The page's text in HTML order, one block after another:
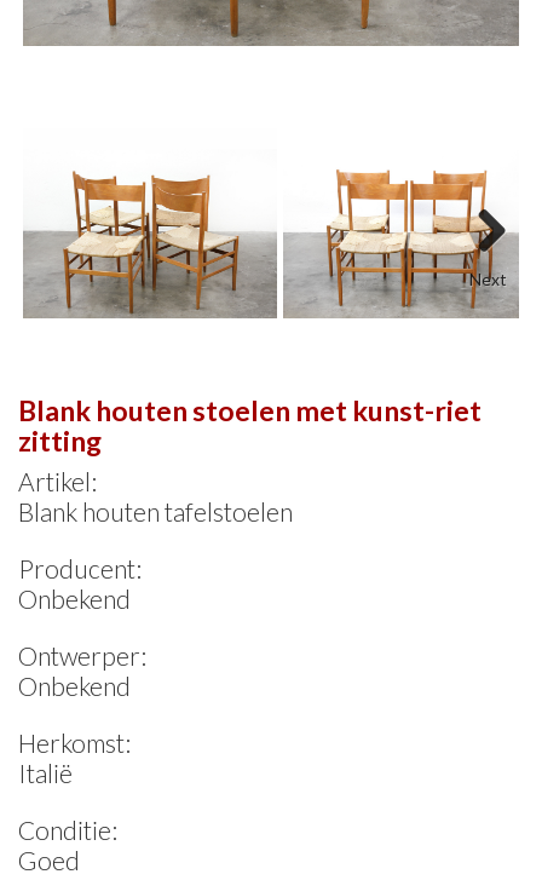
Next
Blank houten stoelen met kunst-riet
zitting
Artikel:
Blank houten tafelstoelen
Producent:
Onbekend
Ontwerper:
Onbekend
Herkomst:
Italië
Conditie:
Goed